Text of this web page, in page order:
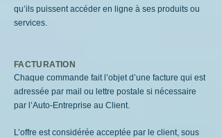
qu’ils puissent accéder en ligne à ses produits ou
services.
FACTURATION
Chaque commande fait l’objet d’une facture qui est
adressée par mail ou lettre postale si nécessaire
par l’Auto-Entreprise au Client.
L’offre est considérée acceptée par le client, sous